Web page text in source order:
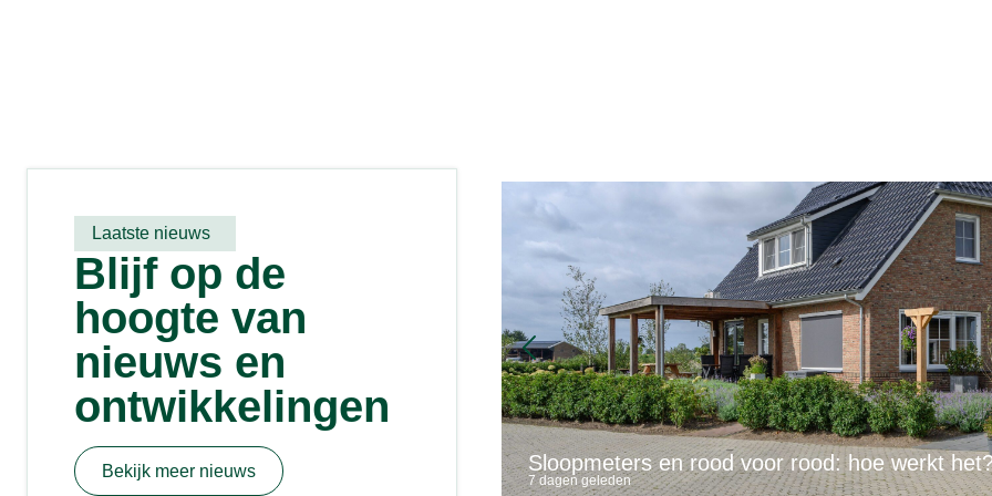
Laatste nieuws
Blijf op de
hoogte van
nieuws en
ontwikkelingen
Bekijk meer nieuws Sloopmeters en rood voor rood: hoe werkt
7 dagen geleden